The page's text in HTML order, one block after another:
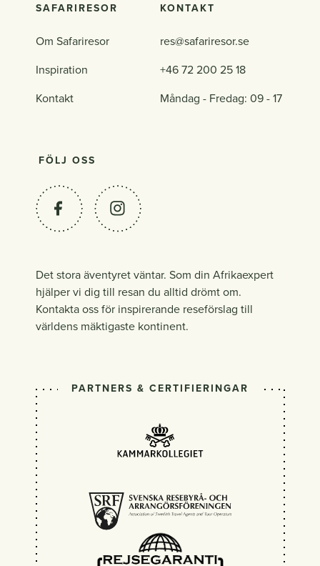
SAFARIRESOR
Om Safariresor
Inspiration
Kontakt
KONTAKT
res@safariresor.se
+46 72 200 25 18
Måndag - Fredag: 09 - 17
FÖLJ OSS
Det stora äventyret väntar. Som din Afrikaexpert
hjälper vi dig till resan du alltid drömt om.
Kontakta oss för inspirerande reseförslag till
världens mäktigaste kontinent.
PARTNERS & CERTIFIERINGAR